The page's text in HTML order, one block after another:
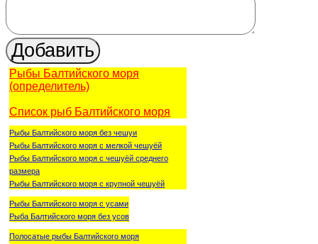
Рыбы Балтийского моря
(определитель)
Список рыб Балтийского моря
Рыбы Балтийского моря без чешуи
Рыбы Балтийского моря с мелкой чешуёй
Рыбы Балтийского моря с чешуёй среднего
размера
Рыбы Балтийского моря с крупной чешуёй
Рыбы Балтийского моря с усами
Рыба Балтийского моря без усов
Полосатые рыбы Балтийского моря